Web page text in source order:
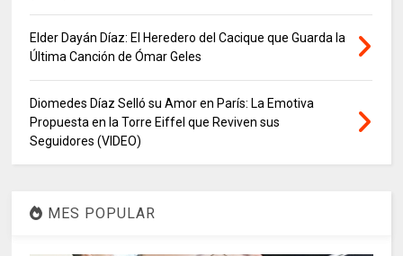
Elder Dayán Díaz: El Heredero del Cacique que Guarda la
Última Canción de Ómar Geles
Diomedes Díaz Selló su Amor en París: La Emotiva
Propuesta en la Torre Eiffel que Reviven sus
Seguidores (VIDEO)
MES POPULAR